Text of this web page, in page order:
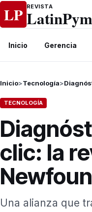
Ir al contenido
LP REVISTA
Inicio Gerencia
Inicio>Tecnología>
TECNOLOGÍA
clic: la
Una alianza que